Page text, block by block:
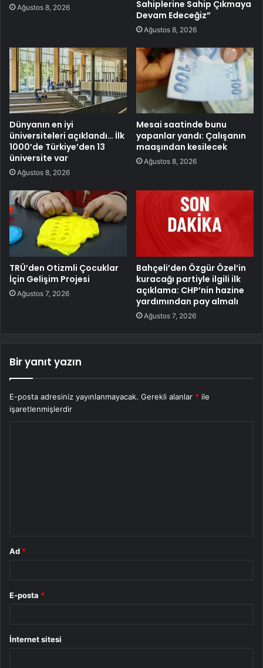
Ağustos 8, 2026
Sahiplerine Sahip Çıkmaya
Devam Edeceğiz”
Ağustos 8, 2026
Dünyanın en iyi
üniversiteleri açıklandı… İlk
1000’de Türkiye’den 13
üniversite var
Ağustos 8, 2026
Mesai saatinde bunu
yapanlar yandı: Çalışanın
maaşından kesilecek
Ağustos 8, 2026
TRÜ’den Otizmli Çocuklar
İçin Gelişim Projesi
Ağustos 7, 2026
Bahçeli’den Özgür Özel’in
kuracağı partiyle ilgili ilk
açıklama: CHP’nin hazine
yardımından pay almalı
Ağustos 7, 2026
Bir yanıt yazın
E-posta adresiniz yayınlanmayacak. Gerekli alanlar * ile
işaretlenmişlerdir
Ad *
E-posta *
İnternet sitesi